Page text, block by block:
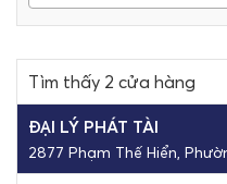
Tìm thấy 2 cửa hàng
ĐẠI LÝ PHÁT TÀI
2877 Phạm Thế Hiển,